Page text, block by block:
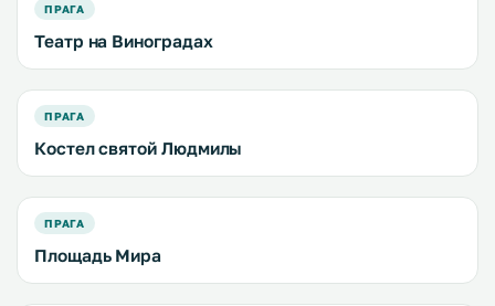
ПРАГА
Театр на Виноградах
ПРАГА
Костел святой Людмилы
ПРАГА
Площадь Мира